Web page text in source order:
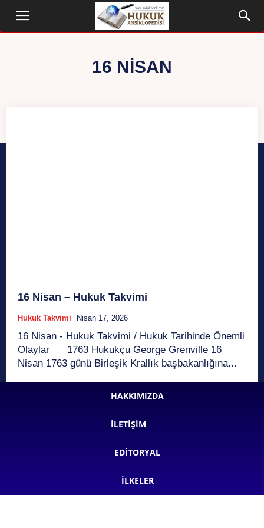
16 NISAN
16 Nisan – Hukuk Takvimi
Hukuk Takvimi Nisan 17, 2026
16 Nisan - Hukuk Takvimi / Hukuk Tarihinde Önemli
Olaylar 1763 Hukukçu George Grenville 16
Nisan 1763 günü Birleşik Krallık başbakanlığına...
HAKKIMIZDA
İLETIŞIM
EDITORYAL
İLKELER